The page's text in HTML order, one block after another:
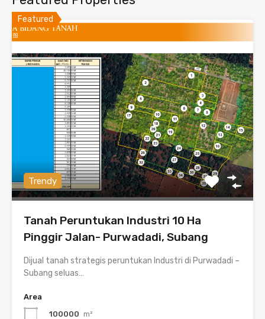
Featured
Trendy
Tanah Peruntukan Industri 10 Ha
Pinggir Jalan- Purwadadi, Subang
Dijual tanah strategis peruntukan Industri di Purwadadi –
Subang seluas…
Area
100000 m²